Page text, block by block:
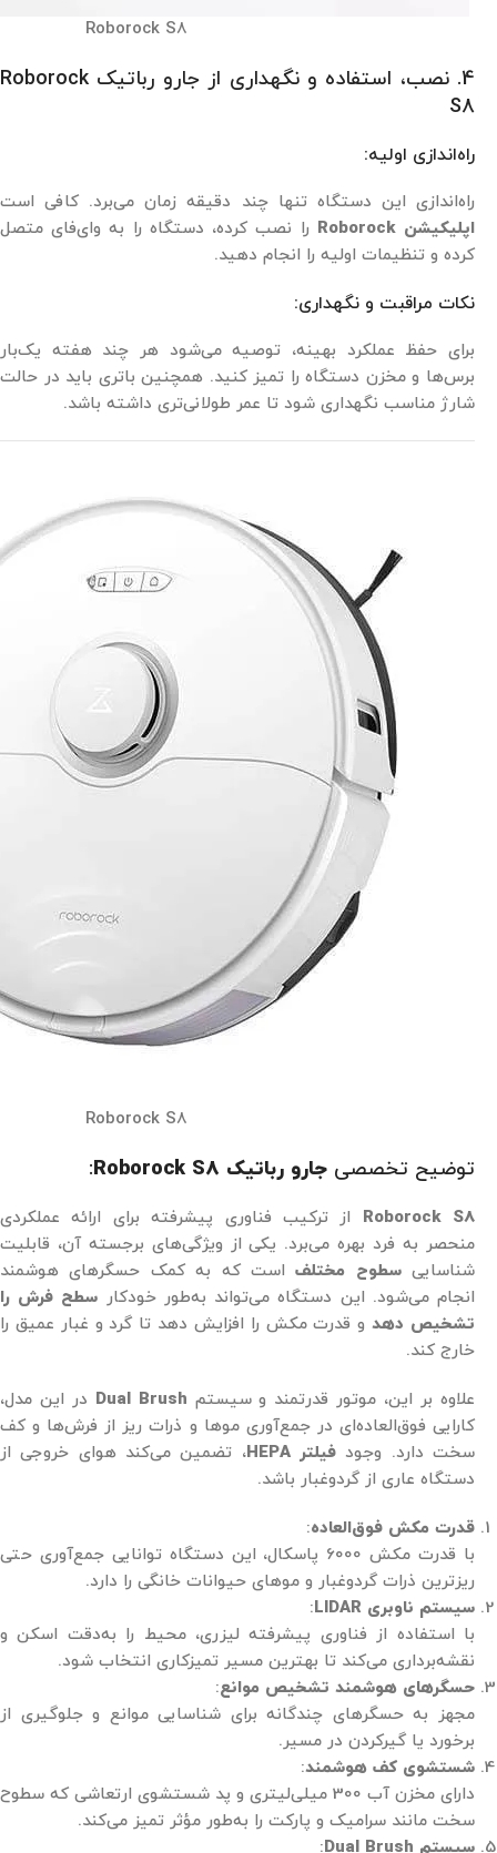
Roborock S8
4. نصب، استفاده و نگهداری از جارو رباتیک Roborock
S8
راه‌اندازی اولیه:
راه‌اندازی این دستگاه تنها چند دقیقه زمان می‌برد. کافی است
اپلیکیشن Roborock
را نصب کرده، دستگاه را به وای‌فای متصل
کرده و تنظیمات اولیه را انجام دهید.
نکات مراقبت و نگهداری:
برای حفظ عملکرد بهینه، توصیه می‌شود هر چند هفته یک‌بار
برس‌ها و مخزن دستگاه را تمیز کنید. همچنین باتری باید در حالت
شارژ مناسب نگهداری شود تا عمر طولانی‌تری داشته باشد.
Roborock S8
توضیح تخصصی جارو رباتیک Roborock S8 :
Roborock S8 از ترکیب فناوری‌ پیشرفته برای ارائه عملکردی
منحصر به فرد بهره می‌برد. یکی از ویژگی‌های برجسته آن، قابلیت
شناساییسطوح مختلفاست که به کمک حسگرهای هوشمند
انجام می‌شود. این دستگاه می‌تواند به‌طور خودکار سطح فرش را
تشخیص دهدو قدرت مکش را افزایش دهد تا گرد و غبار عمیق را
خارج کند.
علاوه بر این، موتور قدرتمند و سیستم Dual Brush در این مدل،
کارایی فوق‌العاده‌ای در جمع‌آوری موها و ذرات ریز از فرش‌ها و کف
سخت دارد. وجود فیلتر HEPA
، تضمین می‌کند هوای خروجی از
دستگاه عاری از گردوغبار باشد.
قدرت مکش فوق‌العاده:
با قدرت مکش 6000 پاسکال، این دستگاه توانایی جمع‌آوری حتی
ریزترین ذرات گردوغبار و موهای حیوانات خانگی را دارد.
سیستم ناوبری LIDAR
:
با استفاده از فناوری پیشرفته لیزری، محیط را به‌دقت اسکن و
نقشه‌برداری می‌کند تا بهترین مسیر تمیزکاری انتخاب شود.
حسگرهای هوشمند تشخیص موانع:
مجهز به حسگرهای چندگانه برای شناسایی موانع و جلوگیری از
برخورد یا گیرکردن در مسیر.
شستشوی کف هوشمند:
دارای مخزن آب 300 میلی‌لیتری و پد شستشوی ارتعاشی که سطوح
سخت مانند سرامیک و پارکت را به‌طور مؤثر تمیز می‌کند.